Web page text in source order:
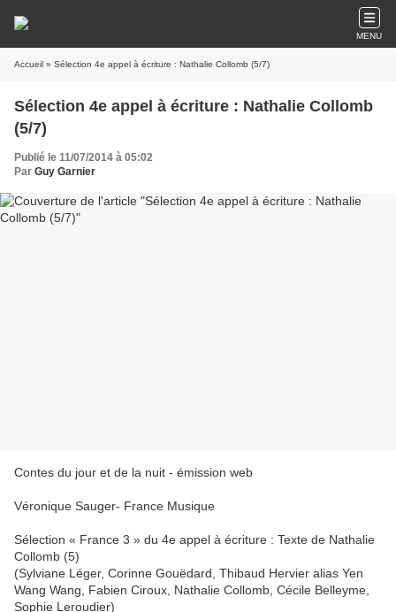
MENU
Accueil » Sélection 4e appel à écriture : Nathalie Collomb (5/7)
Sélection 4e appel à écriture : Nathalie Collomb
(5/7)
Publié le 11/07/2014 à 05:02
Par Guy Garnier
Contes du jour et de la nuit - émission web
Véronique Sauger- France Musique
Sélection « France 3 » du 4e appel à écriture : Texte de Nathalie
Collomb (5)
(Sylviane Léger, Corinne Gouëdard, Thibaud Hervier alias Yen
Wang Wang, Fabien Ciroux, Nathalie Collomb, Cécile Belleyme,
Sophie Leroudier)